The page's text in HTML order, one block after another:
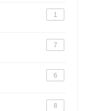
1
7
6
8